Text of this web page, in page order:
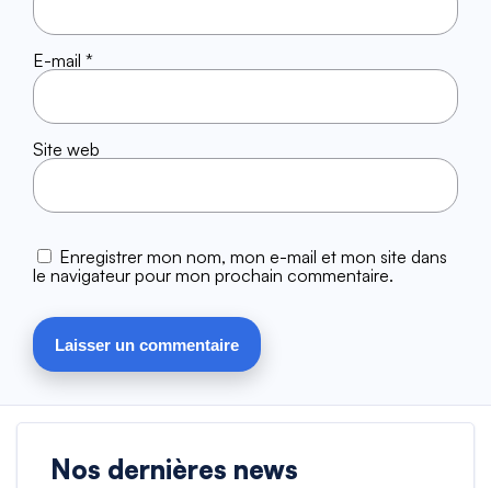
E-mail *
Site web
Enregistrer mon nom, mon e-mail et mon site dans
le navigateur pour mon prochain commentaire.
Nos dernières news